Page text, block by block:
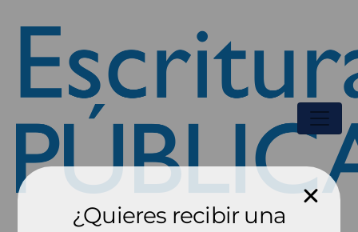
¿Quieres recibir una